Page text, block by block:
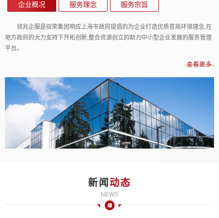
企业概况 服务理念 服务宗旨
领兆企服是驭荣集团响应上海市政府提倡的为企业打造优质苢商环境理念,在
地方政府的大力支持下开拓创新,整合资源创立的助力中小型企业发展的服务管理
平台。
查看更多
新闻 动态
NEWS